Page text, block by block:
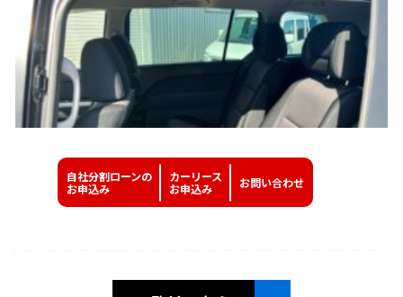
自社分割ローンの
お申込み
カーリース
お申込み
お問い合わせ